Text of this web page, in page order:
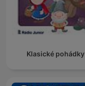
Klasické pohádky